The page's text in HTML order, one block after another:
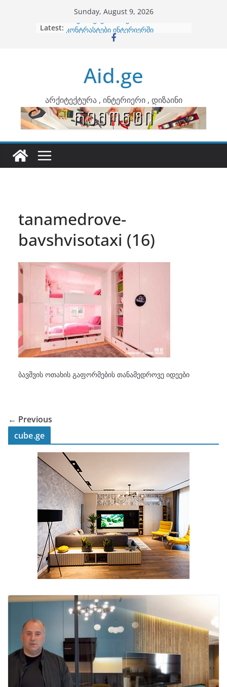
Sunday, August 9, 2026
Latest: ბინების გაერთიანება
კონტრასტები ინტერიერში
ინტერიერის დიზიანი
არტემიდი წარმოგიდგენთ
Aid.ge
არქიტექტურა , ინტერიერი , დიზაინი
tanamedrove-
bavshvisotaxi (16)
ბავშვის ოთახის გაფორმების თანამედროვე იდეები
← Previous
cube.ge